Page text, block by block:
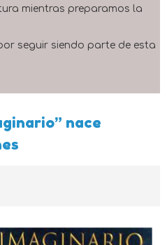
mientras preparamos la
seguir siendo parte de esta
nace